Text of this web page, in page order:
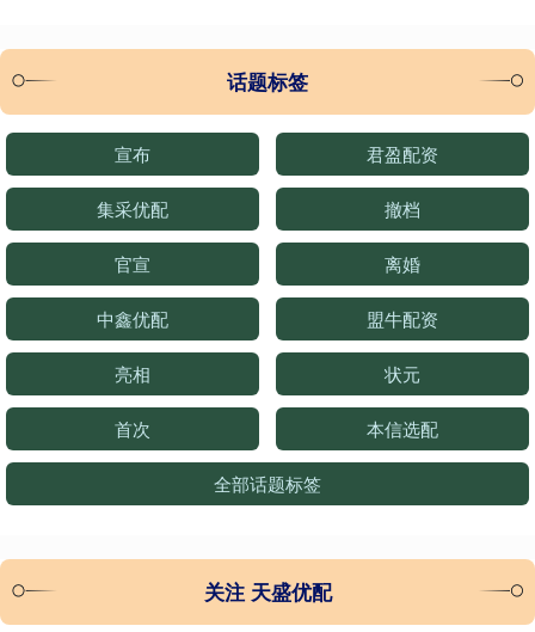
话题标签
宣布 君盈配资
集采优配 撤档
官宣 离婚
中鑫优配 盟牛配资
亮相 状元
首次 本信选配
全部话题标签
关注 天盛优配